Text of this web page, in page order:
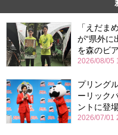
「えだま
が“県外に
を森のビ
2026/08/05
プリング
ーリック
ントに登
2026/07/01